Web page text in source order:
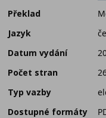
Překlad
Jazyk
Datum vydání
Počet stran
Typ vazby
Dostupné formáty